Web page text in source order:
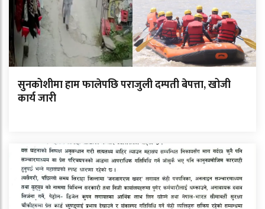
सुनकोशीमा हाम फालेपछि पराजुली दम्पती बेपत्ता, खोजी
कार्य जारी